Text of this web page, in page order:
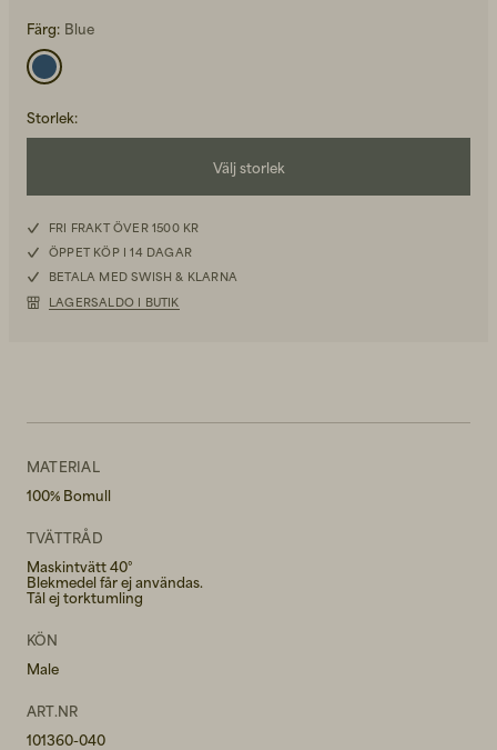
Färg: Blue
Storlek:
Välj storlek
L
FRI FRAKT ÖVER 1500 KR
ÖPPET KÖP I 14 DAGAR
BETALA MED SWISH & KLARNA
LAGERSALDO I BUTIK
MATERIAL
100% Bomull
TVÄTTRÅD
Maskintvätt 40°
Blekmedel får ej användas.
Tål ej torktumling
KÖN
Male
ART.NR
101360-040